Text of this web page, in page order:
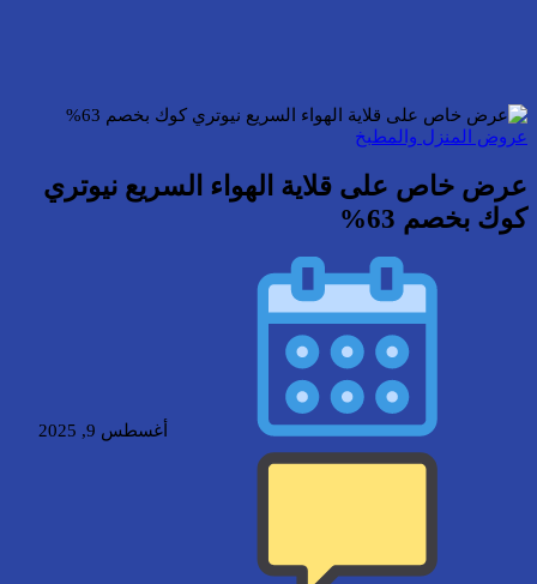
عروض المنزل والمطبخ
عرض خاص على قلاية الهواء السريع نيوتري
كوك بخصم 63%
أغسطس 9, 2025